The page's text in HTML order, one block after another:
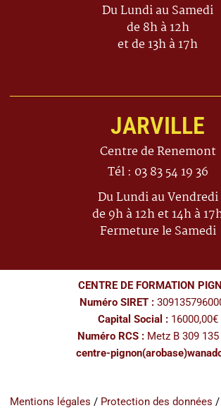
Du Lundi au Samedi
de 8h à 12h
et de 13h à 17h
JARVILLE
Centre de Renemont
Tél : 03 83 54 19 36
Du Lundi au Vendredi
de 9h à 12h et 14h à
Fermeture le Samedi
CENTRE DE FORMATION
Numéro SIRET :
Capital Social :16000,00€
Numéro RCS :Metz B 309 135
centre-
Mentions légales / Protection des données /